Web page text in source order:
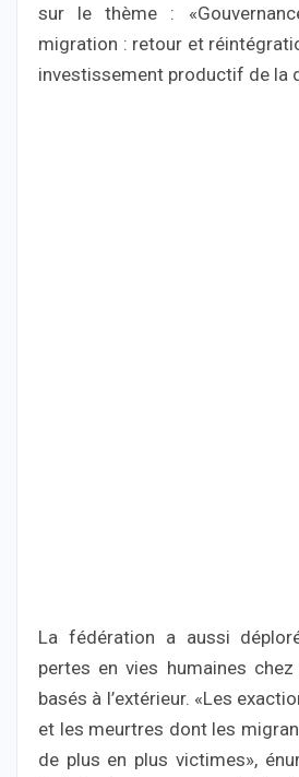
sur le thème :
migration : retour et
investissement productif de la
La fédération a aussi
pertes en vies humaines
basés à l’extérieur. «Les
et les meurtres dont les
de plus en plus victimes»,